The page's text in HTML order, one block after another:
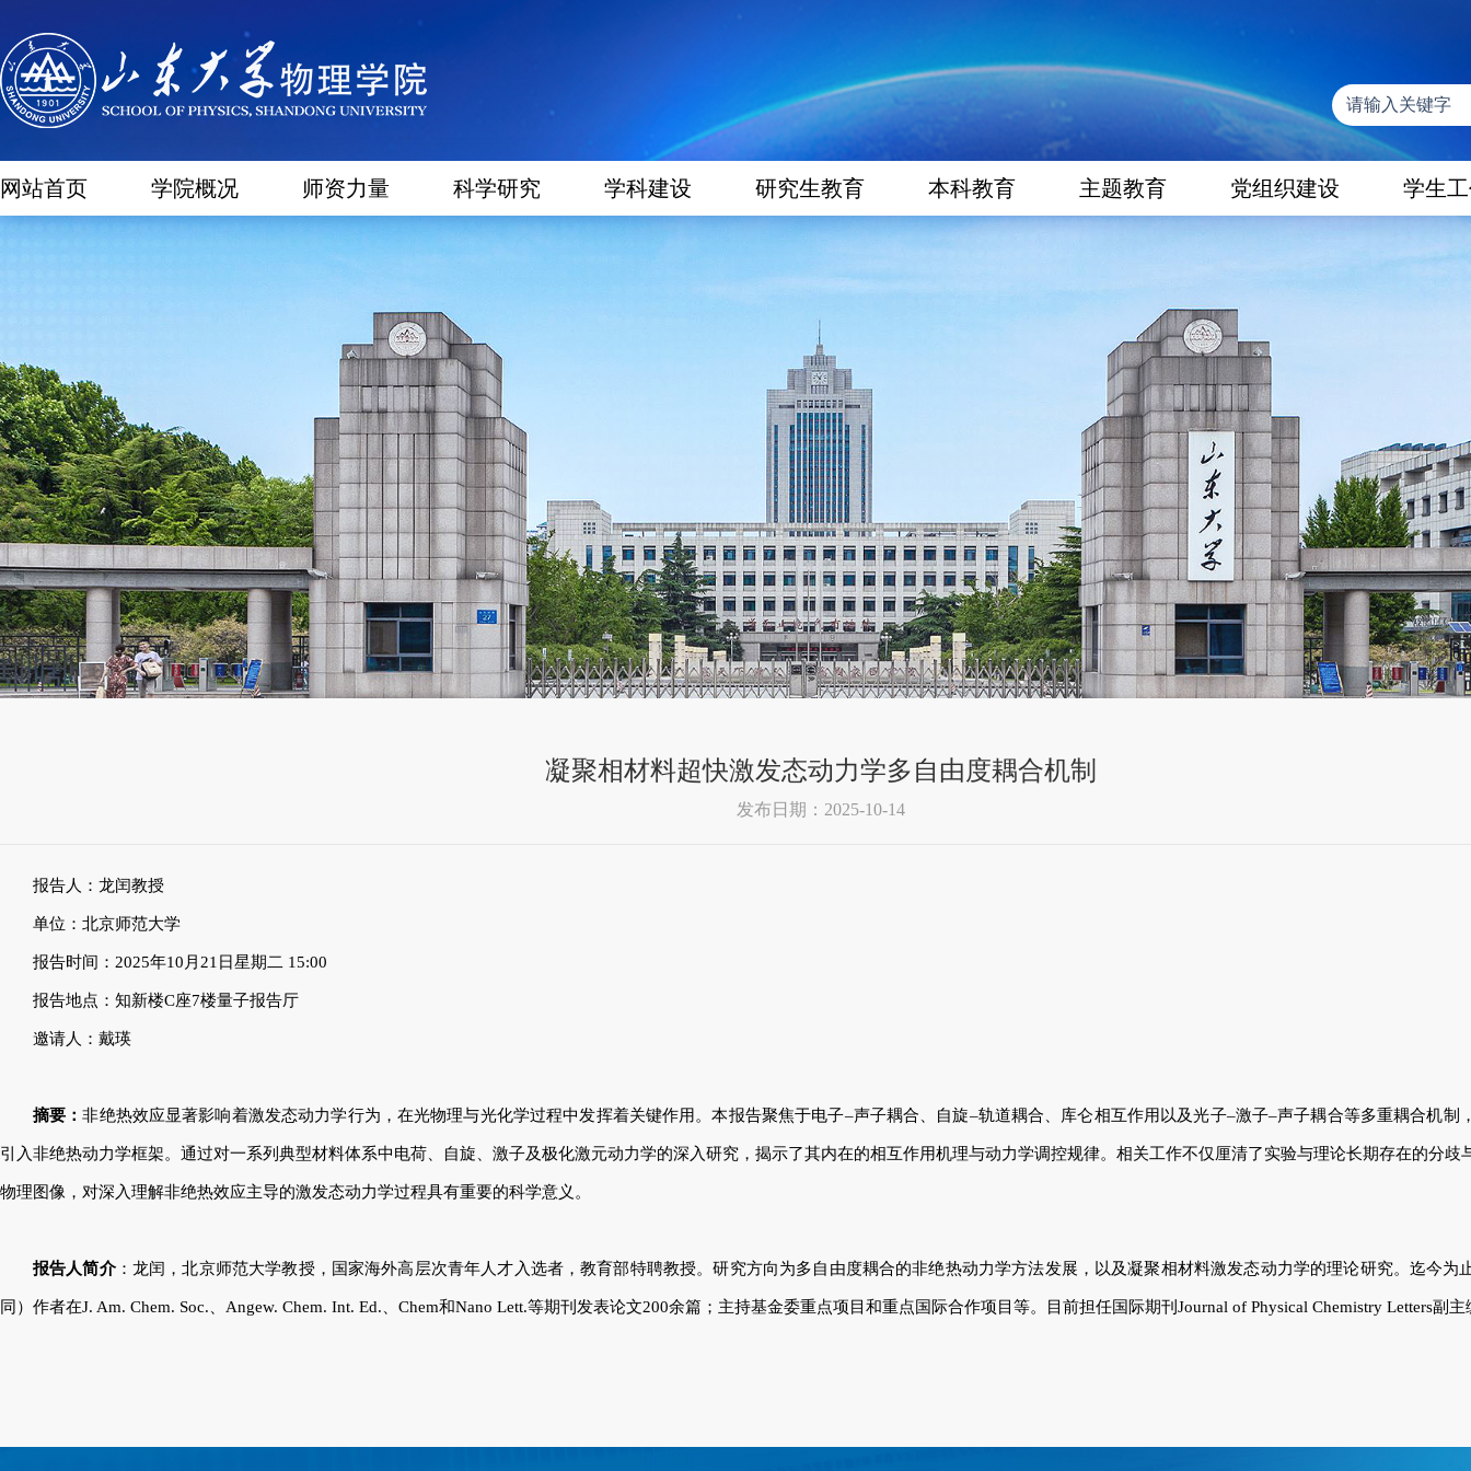
网站首页 学院概况 师资力量 科学研究 学科建设 研究生教育 本科教育 主题教育 党组织建设 学生
凝聚相材料超快激发态动力学多自由度耦合机制
发布日期：2025-10-14
报告人：龙闰教授
单位：北京师范大学
报告时间：2025年10月 21 日星期二 15:00
报告地点：知新楼C座7楼量子报告厅
邀请人：戴瑛
摘要：非绝热效应显著影响着激发态动力学行为，在光物理与光化学过程中发挥着关键作用。本报告聚焦于电子–声子耦合、自旋–轨道耦合、库仑相互作用以及光子–激子–声子耦合等多重耦合机制
引入非绝热动力学框架。通过对一系列典型材料体系中电荷、自旋、激子及极化激元动力学的深入研究，揭示了其内在的相互作用机理与动力学调控规律。相关工作不仅厘清了实验与理论长期存在的分歧
物理图像，对深入理解非绝热效应主导的激发态动力学过程具有重要的科学意义。
报告人简介：龙闰，北京师范大学教授，国家海外高层次青年人才入选者，教育部特聘教授。研究方向为多自由度耦合的非绝热动力学方法发展，以及凝聚相材料激发态动力学的理论研究。迄今为
同）作者在J. Am. Chem. Soc.、Angew. Chem. Int. Ed.、Chem和Nano Lett.等期刊发表论文200余篇；主持基金委重点项目和重点国际合作项目等。目前担任国际期刊Journal of Physical Chemistry Letters副主